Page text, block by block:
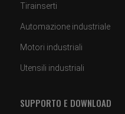
Tirainserti
Automazione industriale
Motori industriali
Utensili industriali
SUPPORTO E DOWNLOAD